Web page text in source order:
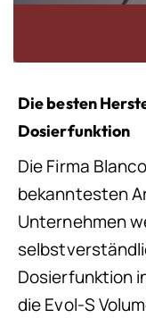
Die besten
Dosierfunktion
Die Firma
bekanntesten
Unternehmen
Dosierfunktion
die Evol-S